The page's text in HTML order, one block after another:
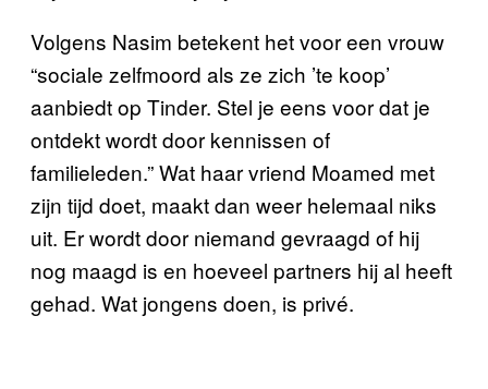
Volgens Nasim betekent het voor een vrouw
“sociale zelfmoord als ze zich ’te koop’
aanbiedt op Tinder. Stel je eens voor dat je
ontdekt wordt door kennissen of
familieleden.” Wat haar vriend Moamed met
zijn tijd doet, maakt dan weer helemaal niks
uit. Er wordt door niemand gevraagd of hij
nog maagd is en hoeveel partners hij al heeft
gehad. Wat jongens doen, is privé.